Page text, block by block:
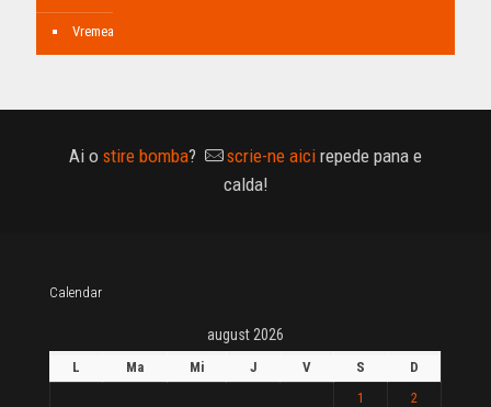
Vremea
Ai o stire bomba? scrie-ne aici repede pana e
calda!
Calendar
august 2026
L Ma Mi J V S
D
1
2